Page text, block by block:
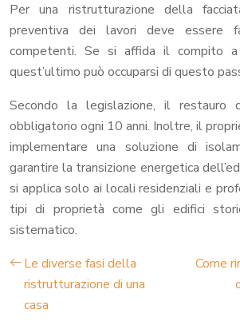
Per una ristrutturazione della
preventiva dei lavori deve essere
competenti. Se si affida il compito a
quest’ultimo può occuparsi di questo
Secondo la legislazione, il restauro
obbligatorio ogni 10 anni. Inoltre, il
implementare una soluzione di
garantire la transizione energetica
si applica solo ai locali residenziali e
tipi di proprietà come gli edifici
sistematico.
Le diverse fasi della
ristrutturazione di una
casa
Come